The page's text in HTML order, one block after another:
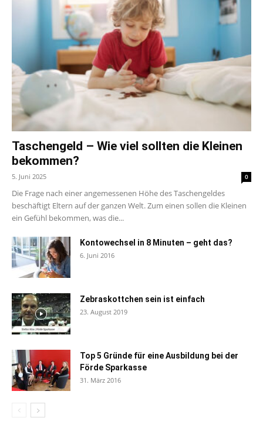
Taschengeld – Wie viel sollten die Kleinen
bekommen?
5. Juni 2025 0
Die Frage nach einer angemessenen Höhe des Taschengeldes
beschäftigt Eltern auf der ganzen Welt. Zum einen sollen die Kleinen
ein Gefühl bekommen, was die...
Kontowechsel in 8 Minuten – geht das?
6. Juni 2016
Zebraskottchen sein ist einfach
23. August 2019
Top 5 Gründe für eine Ausbildung bei der
Förde Sparkasse
31. März 2016